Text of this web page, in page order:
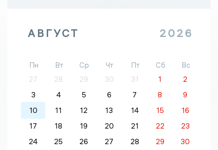
АВГУСТ 2026
Пн Вт Ср Чт Пт Сб
Вс
27
28 29 30 31 1
2
3
4 5 6 7 8
9
10
11 12 13 14 15
16
17
18 19 20 21 22
23
24
25 26 27 28 29
30